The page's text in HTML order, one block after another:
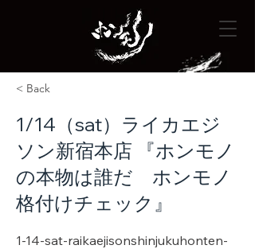
< Back
1/14（sat）ライカエジ
ソン新宿本店 『ホンモノ
の本物は誰だ ホンモノ
格付けチェック』
1-14-sat-raikaejisonshinjukuhonten-